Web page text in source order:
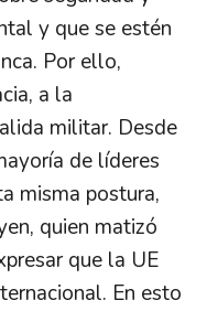
y que se estén
Por ello,
a la
militar. Desde
de líderes
misma postura,
quien matizó
que la UE
En esto